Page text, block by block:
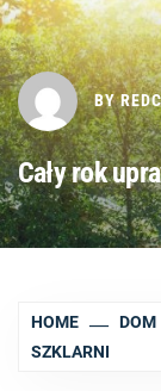
BY
Cały rok
HOME DOM
SZKLARNI